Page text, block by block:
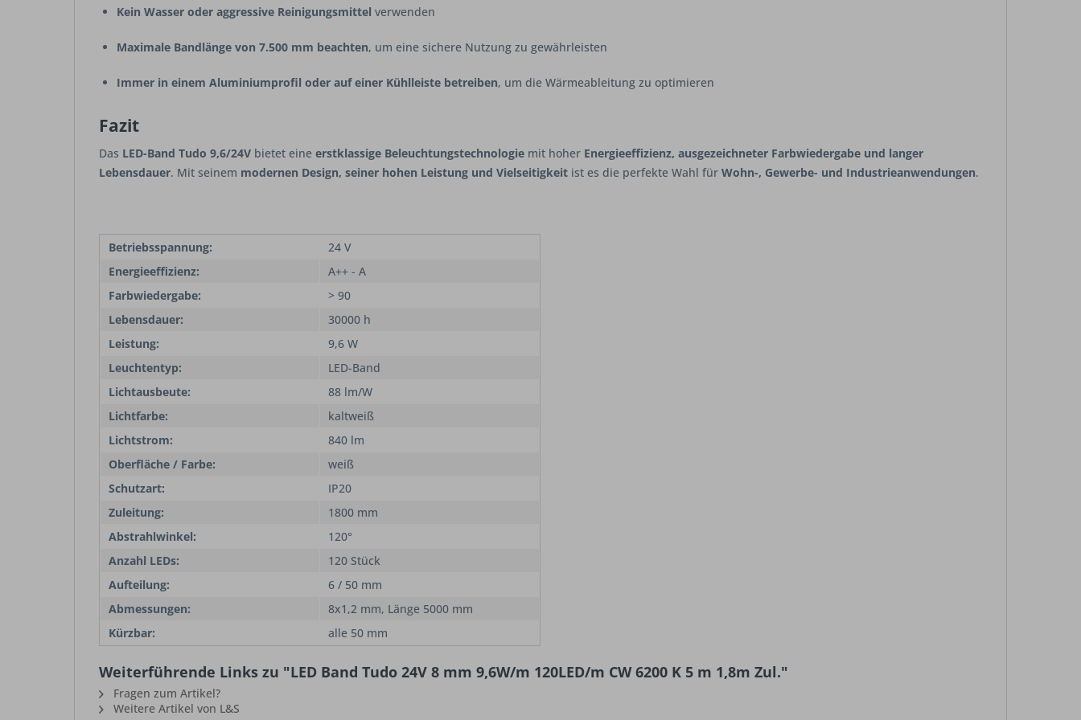
Kein Wasser oder aggressive Reinigungsmittel verwenden
Maximale Bandlänge von 7.500 mm beachten, um eine sichere Nutzung zu gewährleisten
Immer in einem Aluminiumprofil oder auf einer Kühlleiste betreiben, um die Wärmeableitung zu optimieren
Fazit
Das LED-Band Tudo 9,6/24V bietet eine erstklassige Beleuchtungstechnologie mit hoher Energieeffizienz, ausgezeichneter Farbwiedergabe und langer
Lebensdauer. Mit seinem modernen Design, seiner hohen Leistung und Vielseitigkeit ist es die perfekte Wahl für Wohn-, Gewerbe- und Industrieanwendungen.
Betriebsspannung:
24 V
Energieeffizienz:
A++ - A
Farbwiedergabe:
> 90
Lebensdauer:
30000 h
Leistung:
9,6 W
Leuchtentyp:
LED-Band
Lichtausbeute:
88 lm/W
Lichtfarbe:
kaltweiß
Lichtstrom:
840 lm
Oberfläche / Farbe:
weiß
Schutzart:
IP20
Zuleitung:
1800 mm
Abstrahlwinkel:
120°
Anzahl LEDs:
120 Stück
Aufteilung:
6 / 50 mm
Abmessungen:
8x1,2 mm, Länge 5000 mm
Kürzbar:
alle 50 mm
Weiterführende Links zu "LED Band Tudo 24V 8 mm 9,6W/m 120LED/m CW 6200 K 5 m 1,8m Zul."
Fragen zum Artikel?
Weitere Artikel von L&S